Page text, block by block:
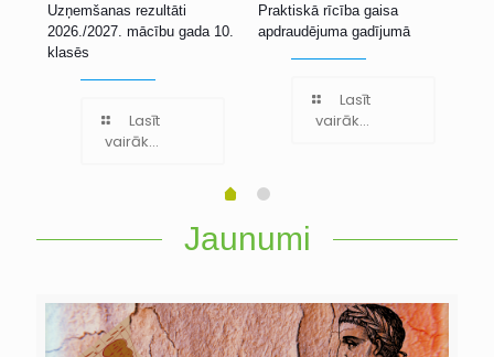
Uzņemšanas rezultāti
2026./2027. mācību gada 10.
klasēs
Lasīt
vairāk...
Praktiskā rīcība gaisa
apdraudējuma gadījumā
Lasīt
vairāk...
Jaunumi